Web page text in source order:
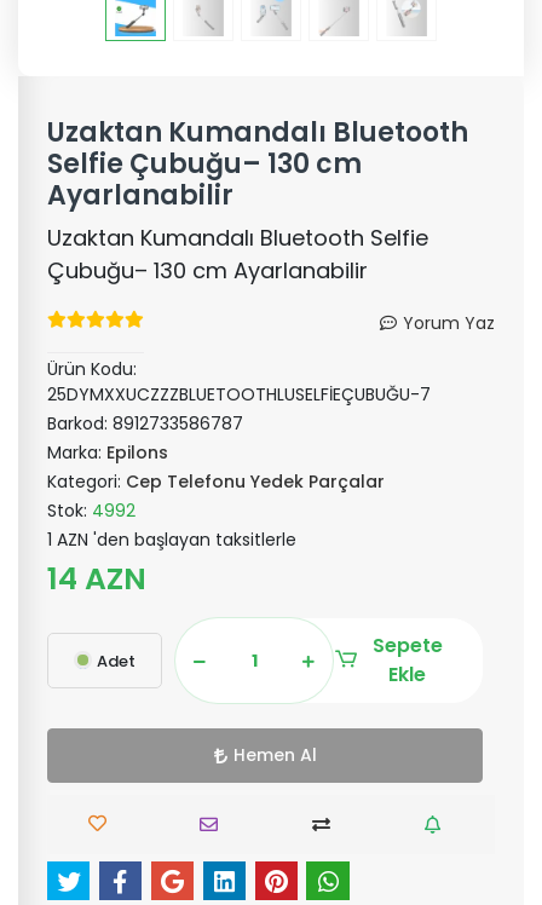
Uzaktan Kumandalı Bluetooth
Selfie Çubuğu– 130 cm
Ayarlanabilir
Uzaktan Kumandalı Bluetooth Selfie
Çubuğu– 130 cm Ayarlanabilir
Yorum Yaz
Ürün Kodu:
25DYMXXUCZZZBLUETOOTHLUSELFİEÇUBUĞU-7
Barkod: 8912733586787
Marka: Epilons
Kategori: Cep Telefonu Yedek Parçalar
Stok: 4992
1 AZN 'den başlayan taksitlerle
14 AZN
Adet
Sepete
Ekle
Hemen Al